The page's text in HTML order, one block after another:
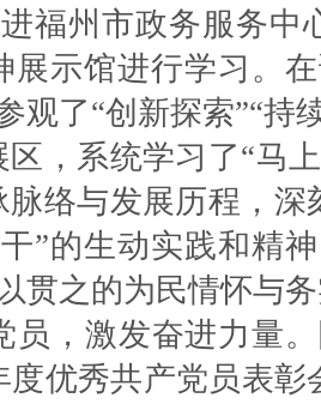
福州市政务服务中
展示馆进行学习。
观了“创新探索”“持
区，系统学习了“马
脉络与发展历程，深
”的生动实践和精
贯之的为民情怀与
员，激发奋进力量
度优秀共产党员表彰